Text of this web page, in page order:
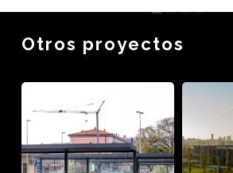
Otros proyectos
HUT
en
Gorizia,
Circle
en